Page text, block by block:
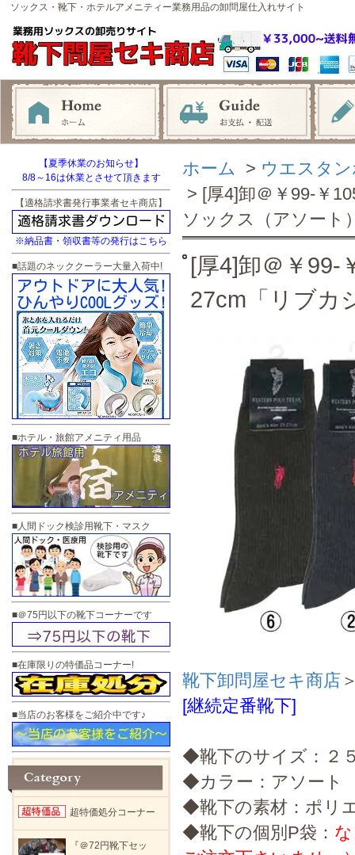
ソックス・靴下・ホテルアメニティー業務用品の卸問屋仕入れサイト
ホーム > ウエスタ
> [厚4]卸＠￥99-￥
ソックス（アソート
[厚4]卸＠￥99-
27cm「リブカ
靴下卸問屋セキ商店
[継続定番靴下]
◆靴下のサイズ：２
◆カラー：アソート
◆靴下の素材：ポリ
◆靴下の個別P袋：
【夏季休業のお知らせ】
8/8～16は休業とさせて頂きます
【適格請求書発行事業者セキ商店】
※納品書・領収書等の発行はこちら
■話題のネッククーラー大量入荷中!
■ホテル・旅館アメニティ用品
■人間ドック検診用靴下・マスク
■＠75円以下の靴下コーナーです
■在庫限りの特価品コーナー!
■当店のお客様をご紹介中です♪
超特価処分コーナー
『＠72円靴下セッ